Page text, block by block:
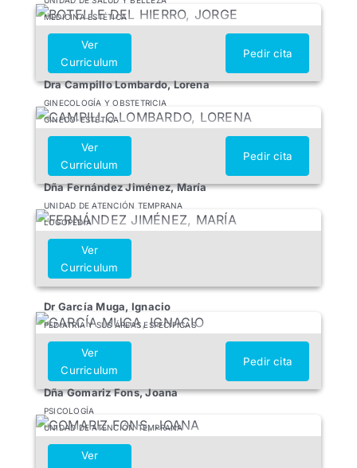
MEDICINA ESTÉTICA
Ver
Curriculum
Pedir cita
Dra Campillo Lombardo, Lorena
GINECOLOGÍA Y OBSTETRICIA
GINECO-ESTÉTICA
Ver
Curriculum
Pedir cita
Dña Fernández Jiménez, María
UNIDAD DE ATENCIÓN TEMPRANA
LOGOPEDIA
Ver
Curriculum
Dr García Muga, Ignacio
PEDIATRÍA Y SUS ÁREAS ESPECÍFICAS
Ver
Curriculum
Pedir cita
Dña Gomariz Fons, Joana
PSICOLOGÍA
UNIDAD DE ATENCIÓN TEMPRANA
Ver